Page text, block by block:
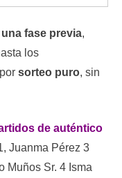
fase previa,
los
sorteo puro, sin
de auténtico
Juanma Pérez 3
Muños Sr. 4 Isma